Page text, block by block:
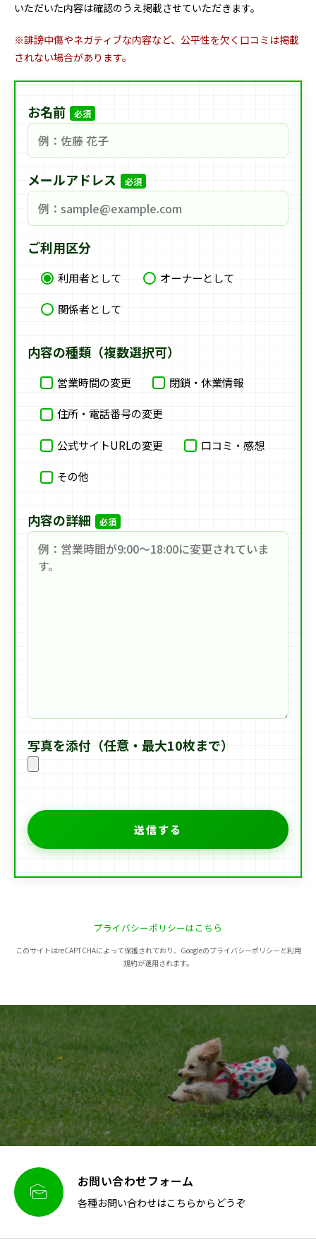
いただいた内容は確認のうえ掲載させていただきます。
※誹謗中傷やネガティブな内容など、公平性を欠く口コミは掲載
されない場合があります。
お名前 必須
メールアドレス 必須
ご利用区分
利用者として
オーナーとして
関係者として
内容の種類（複数選択可）
営業時間の変更 閉鎖・休業情報
住所・電話番号の変更
公式サイトURLの変更 口コミ・感想
その他
内容の詳細 必須
写真を添付（任意・最大10枚まで）
プライバシーポリシーはこちら
このサイトはreCAPTCHAによって保護されており、Googleのプライバシーポリシーと利用
規約が適用されます。
 お問い合わせフォーム
各種お問い合わせはこちらからどうぞ